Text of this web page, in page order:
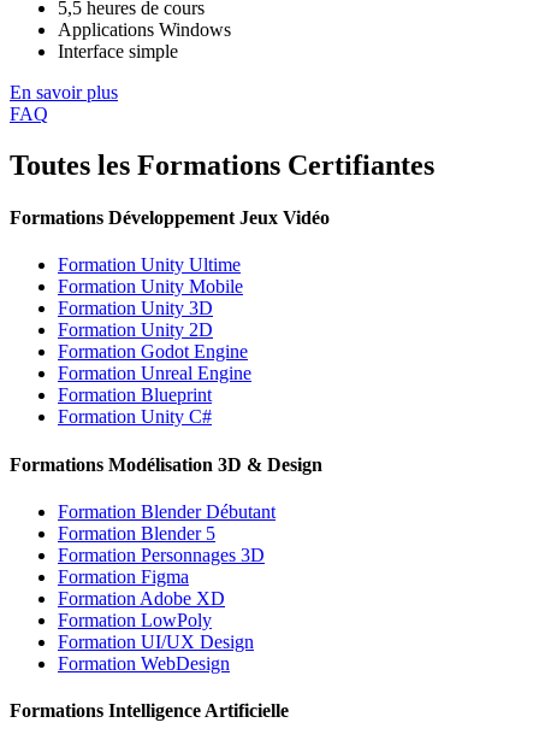
5,5 heures de cours
Applications Windows
Interface simple
En savoir plus
FAQ
Toutes les Formations Certifiantes
Formations Développement Jeux Vidéo
Formation Unity Ultime
Formation Unity Mobile
Formation Unity 3D
Formation Unity 2D
Formation Godot Engine
Formation Unreal Engine
Formation Blueprint
Formation Unity C#
Formations Modélisation 3D & Design
Formation Blender Débutant
Formation Blender 5
Formation Personnages 3D
Formation Figma
Formation Adobe XD
Formation LowPoly
Formation UI/UX Design
Formation WebDesign
Formations Intelligence Artificielle